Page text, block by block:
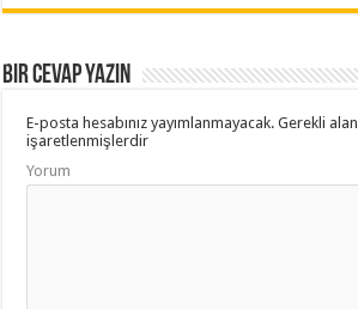
Bir cevap yazın
E-posta hesabınız yayımlanmayacak. Gerekli
işaretlenmişlerdir
Yorum